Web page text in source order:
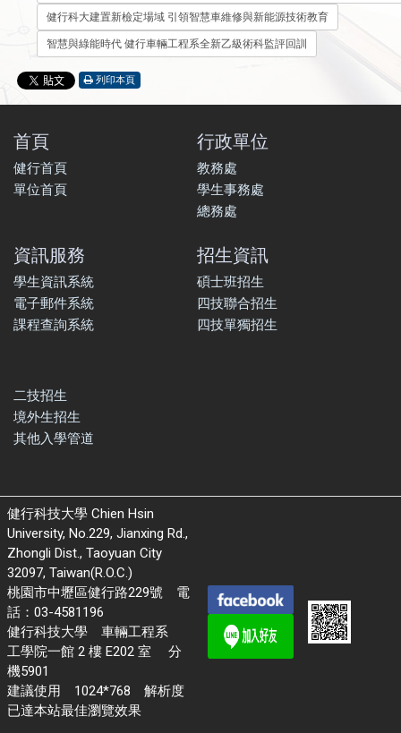
健行科大建置新檢定場域 引領智慧車維修與新能源技術教育
智慧與綠能時代 健行車輛工程系全新乙級術科監評回訓
列印本頁
首頁
健行首頁
單位首頁
行政單位
教務處
學生事務處
總務處
資訊服務
學生資訊系統
電子郵件系統
課程查詢系統
招生資訊
碩士班招生
四技聯合招生
四技單獨招生
二技招生
境外生招生
其他入學管道
健行科技大學 Chien Hsin
University, No.229, Jianxing Rd.,
Zhongli Dist., Taoyuan City
32097, Taiwan(R.O.C.)
桃園市中壢區健行路229號 電
話：03-4581196
健行科技大學 車輛工程系
工學院一館 2 樓 E202 室 分
機5901
建議使用 1024*768 解析度
已達本站最佳瀏覽效果